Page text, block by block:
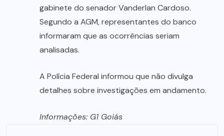
gabinete do senador Vanderlan Cardoso.
Segundo a AGM, representantes do banco
informaram que as ocorrências seriam
analisadas.
A Polícia Federal informou que não divulga
detalhes sobre investigações em andamento.
Informações: G1 Goiás